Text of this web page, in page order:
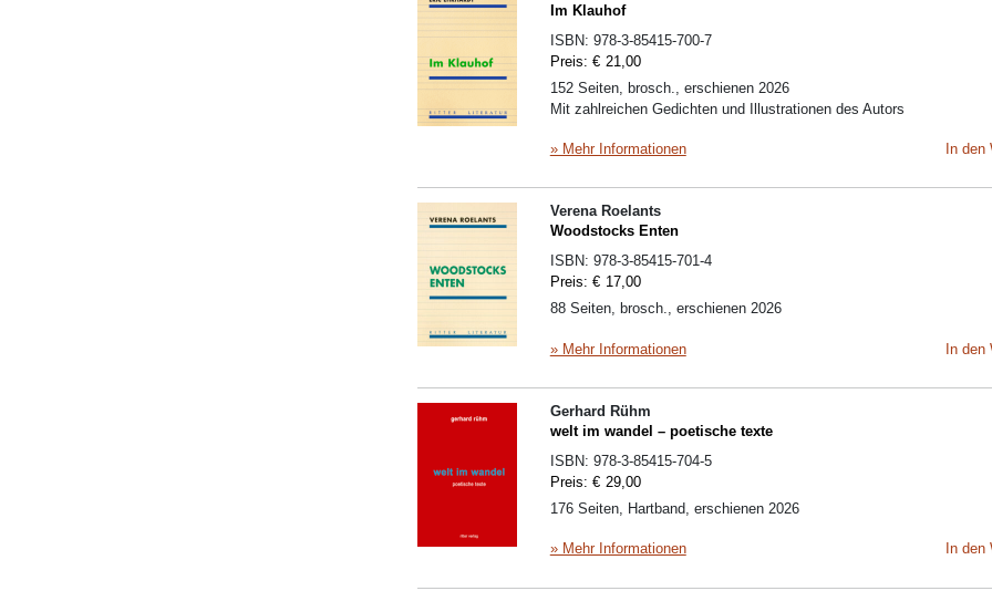
Im Klauhof
ISBN: 978-3-85415-700-7
Preis: € 21,00
152 Seiten, brosch., erschienen 2026
Mit zahlreichen Gedichten und Illustrationen des Autors
» Mehr Informationen In den
Verena Roelants
Woodstocks Enten
ISBN: 978-3-85415-701-4
Preis: € 17,00
88 Seiten, brosch., erschienen 2026
» Mehr Informationen In den
Gerhard Rühm
welt im wandel – poetische texte
ISBN: 978-3-85415-704-5
Preis: € 29,00
176 Seiten, Hartband, erschienen 2026
» Mehr Informationen In den